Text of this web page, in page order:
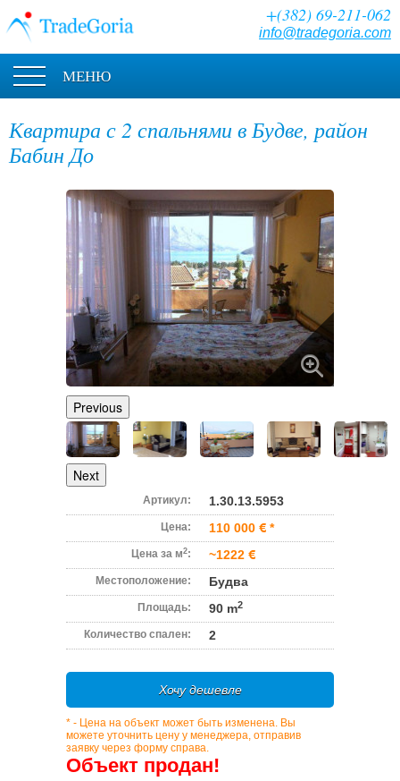
+(382) 69-211-062
info@tradegoria.com
МЕНЮ
Квартира с 2 спальнями в Будве, район
Бабин До
Previous
Next
Артикул: 1.30.13.5953
Цена: 110 000 *
Цена за м2: ~1222
Местоположение: Будва
Площадь: 90 m2
Количество спален: 2
Хочу дешевле
* - Цена на объект может быть изменена. Вы
можете уточнить цену у менеджера, отправив
заявку через форму справа.
Объект продан!